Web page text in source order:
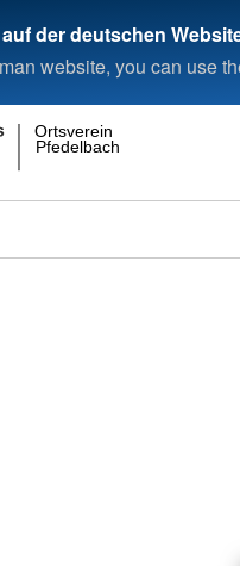
der deutschen
website, you can use
Pfedelbach
Ortsverein